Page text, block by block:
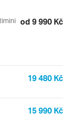
od 9 990 Kč
19 480 Kč
15 990 Kč